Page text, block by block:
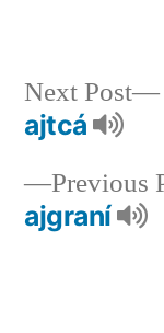
Previous
ajgraní
Next Post
ajtcá